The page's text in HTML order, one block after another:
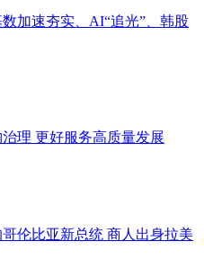
加速夯实、AI“追光”、韩股
理 更好服务高质量发展
哥伦比亚新总统 商人出身拉美